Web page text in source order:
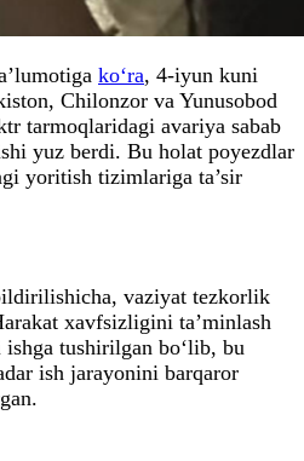
ko‘ra, 4-iyun kuni
Chilonzor va Yunusobod
tarmoqlaridagi avariya sabab
yuz berdi. Bu holat poyezdlar
yoritish tizimlariga ta’sir
vaziyat tezkorlik
xavfsizligini ta’minlash
tushirilgan bo‘lib, bu
ish jarayonini barqaror